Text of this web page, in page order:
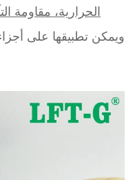
الحرارية، مقاومة
ويمكن تطبيقها على